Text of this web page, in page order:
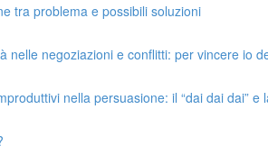
tra problema e possibili soluzioni
nelle negoziazioni e conflitti: per vincere io
nella persuasione: il “dai dai dai” e